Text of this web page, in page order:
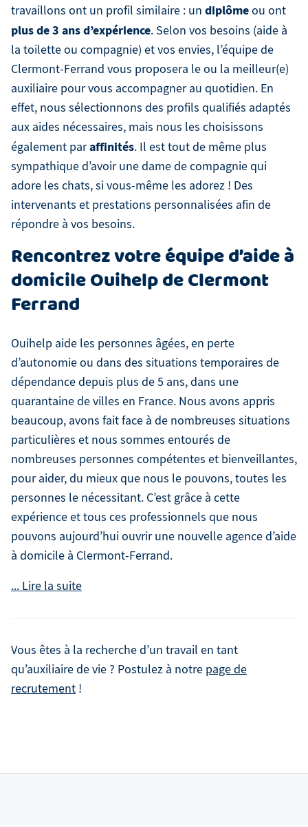
travaillons ont un profil similaire : un diplômeou ont
plus de 3 ans d’expérience. Selon vos besoins (aide à
la toilette ou compagnie) et vos envies, l’équipe de
Clermont-Ferrand vous proposera le ou la meilleur(e)
auxiliaire pour vous accompagner au quotidien. En
effet, nous sélectionnons des profils qualifiés adaptés
aux aides nécessaires, mais nous les choisissons
également paraffinités. Il est tout de même plus
sympathique d’avoir une dame de compagnie qui
adore les chats, si vous-même les adorez ! Des
intervenants et prestations personnalisées afin de
répondre à vos besoins.
Rencontrez votre équipe d’aide à
domicile Ouihelp de Clermont
Ferrand
Ouihelp aide les personnes âgées, en perte
d’autonomie ou dans des situations temporaires de
dépendance depuis plus de 5 ans, dans une
quarantaine de villes en France. Nous avons appris
beaucoup, avons fait face à de nombreuses situations
particulières et nous sommes entourés de
nombreuses personnes compétentes et bienveillantes,
pour aider, du mieux que nous le pouvons, toutes les
personnes le nécessitant. C’est grâce à cette
expérience et tous ces professionnels que nous
pouvons aujourd’hui ouvrir une nouvelle agence d’aide
à domicile à Clermont-Ferrand.
Vous êtes à la recherche d’un travail en tant
qu’auxiliaire de vie ? Postulez à notre page de
recrutement !